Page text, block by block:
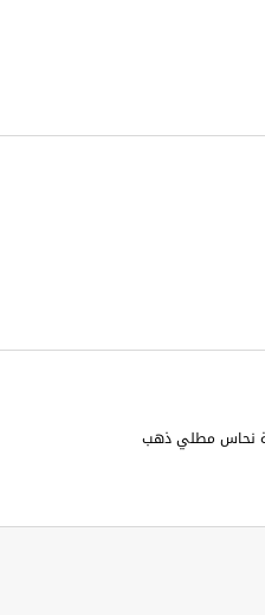
نحاس مطلي ذهب